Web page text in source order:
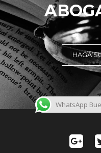
HAGA
WhatsApp